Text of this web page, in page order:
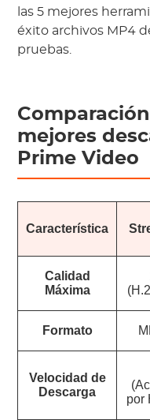
las 5 mejores
éxito archivos MP4
pruebas.
mejores
Prime Video
Característica
Calidad
Máxima
Formato
Velocidad de
Descarga
por